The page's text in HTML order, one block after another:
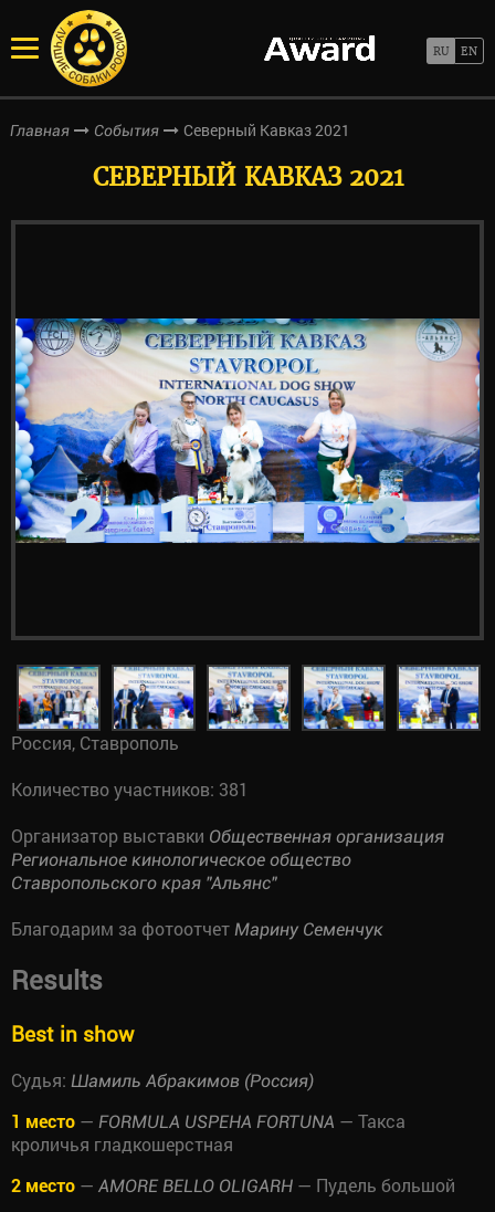
Главная События Северный Кавказ 2021
СЕВЕРНЫЙ КАВКАЗ 2021
Россия, Ставрополь
Количество участников: 381
Организатор выставки Общественная организация
Региональное кинологическое общество
Ставропольского края "Альянс"
Благодарим за фотоотчет Марину Семенчук
Results
Best in show
Судья: Шамиль Абракимов (Россия)
1 место — FORMULA USPEHA FORTUNA — Такса
кроличья гладкошерстная
2 место — AMORE BELLO OLIGARH — Пудель большой